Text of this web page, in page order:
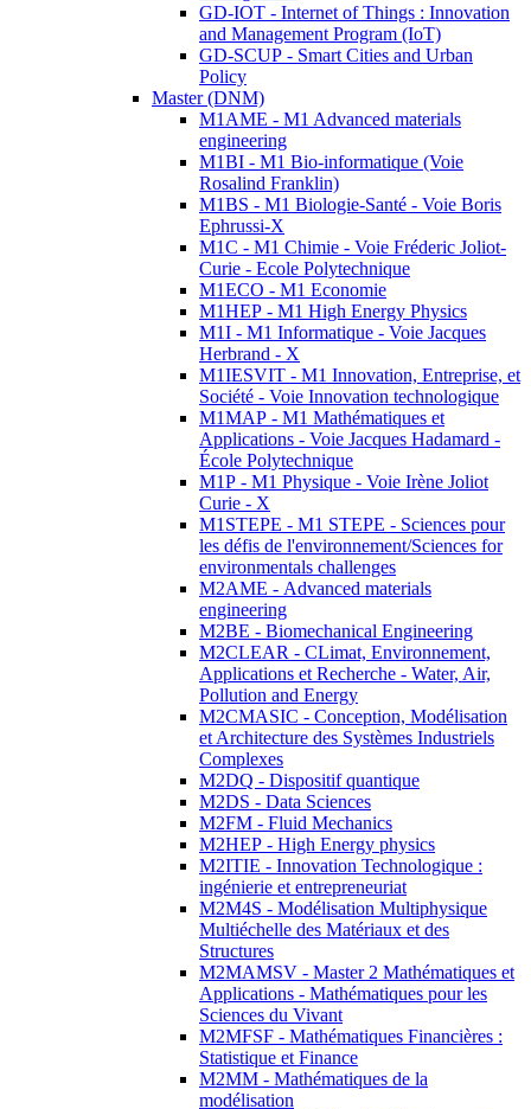
GD-IOT - Internet of Things : Innovation
and Management Program (IoT)
GD-SCUP - Smart Cities and Urban
Policy
Master (DNM)
M1AME - M1 Advanced materials
engineering
M1BI - M1 Bio-informatique (Voie
Rosalind Franklin)
M1BS - M1 Biologie-Santé - Voie Boris
Ephrussi-X
M1C - M1 Chimie - Voie Fréderic Joliot-
Curie - Ecole Polytechnique
M1ECO - M1 Economie
M1HEP - M1 High Energy Physics
M1I - M1 Informatique - Voie Jacques
Herbrand - X
M1IESVIT - M1 Innovation, Entreprise, et
Société - Voie Innovation technologique
M1MAP - M1 Mathématiques et
Applications - Voie Jacques Hadamard -
École Polytechnique
M1P - M1 Physique - Voie Irène Joliot
Curie - X
M1STEPE - M1 STEPE - Sciences pour
les défis de l'environnement/Sciences for
environmentals challenges
M2AME - Advanced materials
engineering
M2BE - Biomechanical Engineering
M2CLEAR - CLimat, Environnement,
Applications et Recherche - Water, Air,
Pollution and Energy
M2CMASIC - Conception, Modélisation
et Architecture des Systèmes Industriels
Complexes
M2DQ - Dispositif quantique
M2DS - Data Sciences
M2FM - Fluid Mechanics
M2HEP - High Energy physics
M2ITIE - Innovation Technologique :
ingénierie et entrepreneuriat
M2M4S - Modélisation Multiphysique
Multiéchelle des Matériaux et des
Structures
M2MAMSV - Master 2 Mathématiques et
Applications - Mathématiques pour les
Sciences du Vivant
M2MFSF - Mathématiques Financières :
Statistique et Finance
M2MM - Mathématiques de la
modélisation